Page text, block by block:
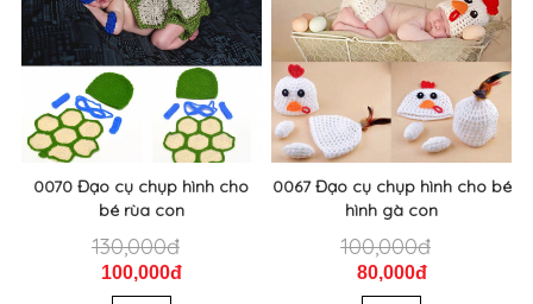
0070 Đạo cụ chụp hình cho
bé rùa con
130,000đ
100,000đ
0067 Đạo cụ chụp hình cho bé
hình gà con
100,000đ
80,000đ